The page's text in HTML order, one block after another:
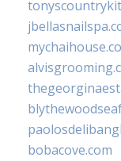
bobacove.com